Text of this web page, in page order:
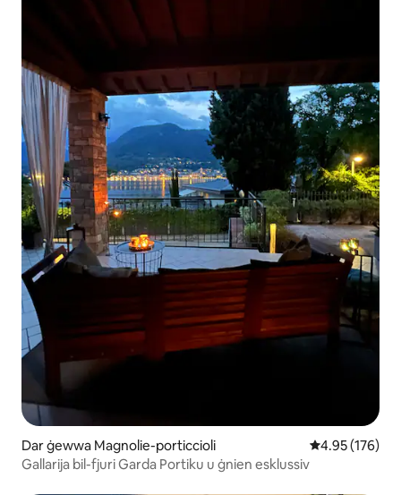
Dar ġewwa Magnolie-porticcioli Rating medju
4.95 (176)
Gallarija bil-fjuri Garda Portiku u ġnien esklussiv